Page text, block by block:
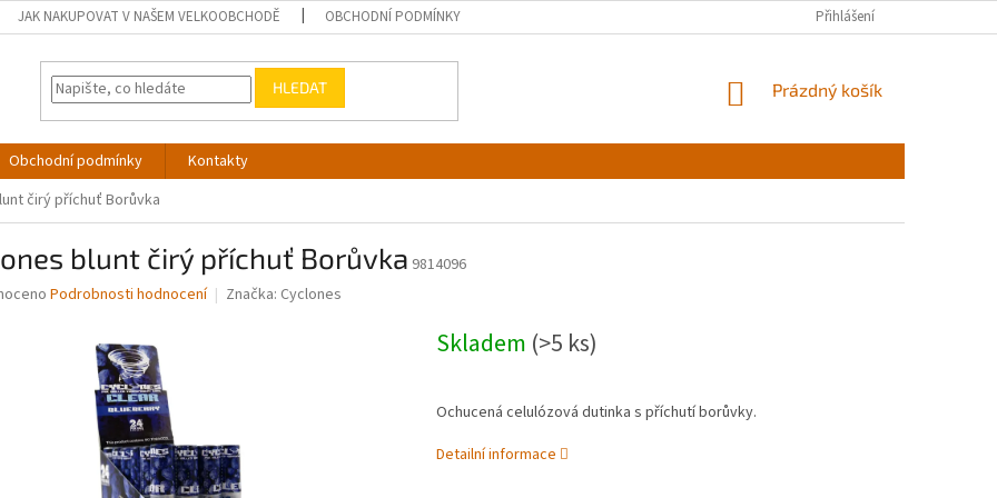
JAK NAKUPOVAT V NAŠEM VELKOOBCHODĚ OBCHODNÍ PODMÍNKY Přihlášení
HLEDAT
NÁKUPNÍ
Prázdný košík
Obchodní podmínky
Kontakty
čirý příchuť Borůvka
blunt čirý příchuť Borůvka 9814096
Podrobnosti hodnocení Značka: Cyclones
Skladem (>5 ks)
Ochucená celulózová dutinka s příchutí borůvky.
Detailní informace